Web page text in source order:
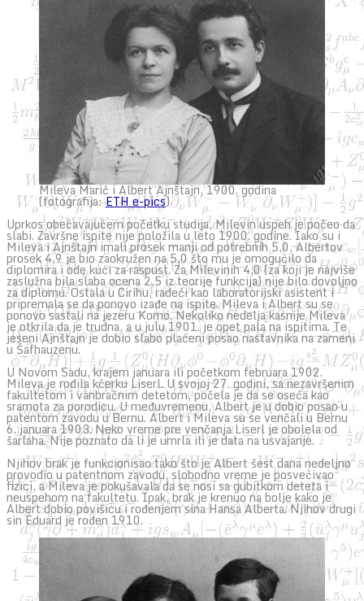
Mileva Marić i Albert Ajnštajn, 1900. godina
(fotografija:ETH e-pics)
Uprkos obećavajućem početku studija, Milevin uspeh je počeo da
slabi. Završne ispite nije položila u leto 1900. godine. Iako su i
Mileva i Ajnštajn imali prosek manji od potrebnih 5,0, Albertov
prosek 4,9 je bio zaokružen na 5,0 što mu je omogućilo da
diplomira i ode kući za raspust. Za Milevinih 4,0 (za koji je najviše
zaslužna bila slaba ocena 2,5 iz teorije funkcija) nije bilo dovoljno
za diplomu. Ostala u Cirihu, radeći kao laboratorijski asistent i
pripremala se da ponovo izađe na ispite. Mileva i Albert su se
ponovo sastali na jezeru Komo. Nekoliko nedelja kasnije Mileva
je otkrila da je trudna, a u julu 1901. je opet pala na ispitima. Te
jeseni Ajnštajn je dobio slabo plaćeni posao nastavnika na zameni
u Šafhauzenu.
U Novom Sadu, krajem januara ili početkom februara 1902.
Mileva je rodila kćerku Liserl. U svojoj 27. godini, sa nezavršenim
fakultetom i vanbračnim detetom, počela je da se oseća kao
sramota za porodicu. U međuvremenu, Albert je u dobio posao u
patentom zavodu u Bernu. Albert i Mileva su se venčali u Bernu
6. januara 1903. Neko vreme pre venčanja Liserl je obolela od
šarlaha. Nije poznato da li je umrla ili je data na usvajanje.
Njihov brak je funkcionisao tako što je Albert šest dana nedeljno
provodio u patentnom zavodu, slobodno vreme je posvećivao
fizici, a Mileva je pokušavala da se nosi sa gubitkom deteta i
neuspehom na fakultetu. Ipak, brak je krenuo na bolje kako je
Albert dobio povišicu i rođenjem sina Hansa Alberta. Njihov drugi
sin Eduard je rođen 1910.